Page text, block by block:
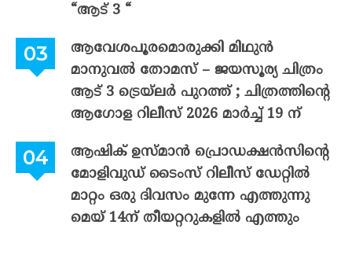
“ആട് 3 “
ആവേശപൂരമൊരുക്കി മിഥുൻ
മാനുവൽ തോമസ് – ജയസൂര്യ ചിത്രം
ആട് 3 ട്രെയ്‌ലർ പുറത്ത് ; ചിത്രത്തിന്റെ
ആഗോള റിലീസ് 2026 മാർച്ച് 19 ന്
ആഷിക് ഉസ്മാൻ പ്രൊഡക്ഷൻസിന്റെ
മോളിവുഡ് ടൈംസ് റിലീസ് ഡേറ്റിൽ
മാറ്റം ഒരു ദിവസം മുന്നേ എത്തുന്നു
മെയ് 14ന് തീയറ്ററുകളിൽ എത്തും